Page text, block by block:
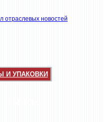
И УПАКОВКИ